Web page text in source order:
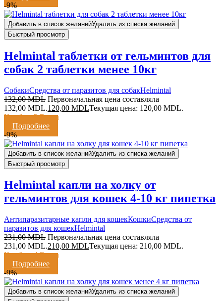
-9%
Добавить в список желанийУдалить из списка желаний
Быстрый просмотр
Helmintal таблетки от гельминтов для
собак 2 таблетки менее 10кг
CобакиСредства от паразитов для собакHelmintal
132,00MDL Первоначальная цена составляла
132,00 MDL.120,00 MDLТекущая цена: 120,00 MDL.
Кешбэк:2 Балла
Подробнее
-9%
Добавить в список желанийУдалить из списка желаний
Быстрый просмотр
Helmintal капли на холку от
гельминтов для кошек 4-10 кг пипетка
Антипаразитарные капли для кошекКошкиСредства от
паразитов для кошекHelmintal
231,00MDL Первоначальная цена составляла
231,00 MDL.210,00 MDLТекущая цена: 210,00 MDL.
Кешбэк:4 Балла
Подробнее
-9%
Добавить в список желанийУдалить из списка желаний